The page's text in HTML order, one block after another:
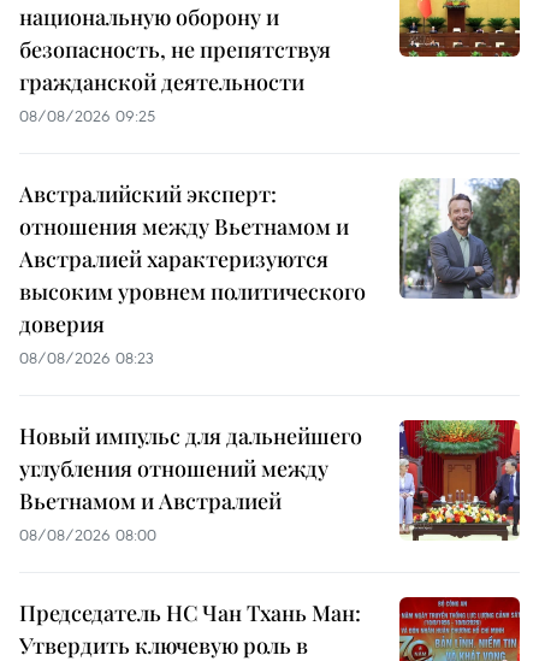
национальную оборону и
безопасность, не препятствуя
гражданской деятельности
08/08/2026 09:25
Австралийский эксперт:
отношения между Вьетнамом и
Австралией характеризуются
высоким уровнем политического
доверия
08/08/2026 08:23
Новый импульс для дальнейшего
углубления отношений между
Вьетнамом и Австралией
08/08/2026 08:00
Председатель НС Чан Тхань Ман:
Утвердить ключевую роль в